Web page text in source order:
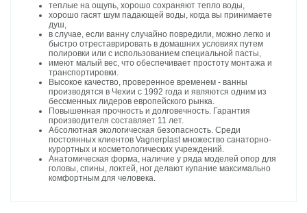
теплые на ощупь, хорошо сохраняют тепло воды,
хорошо гасят шум падающей воды, когда вы принимаете
душ,
в случае, если ванну случайно повредили, можно легко и
быстро отреставрировать в домашних условиях путем
полировки или с использованием специальной пасты,
имеют малый вес, что обеспечивает простоту монтажа и
транспортировки.
Высокое качество, проверенное временем - ванны
производятся в Чехии с 1992 года и являются одним из
бессменных лидеров европейского рынка.
Повышенная прочность и долговечность. Гарантия
производителя составляет 11 лет.
Абсолютная экологическая безопасность. Среди
постоянных клиентов Vagnerplast множество санаторно-
курортных и косметологических учреждений.
Анатомическая форма, наличие у ряда моделей опор для
головы, спины, локтей, ног делают купание максимально
комфортным для человека.